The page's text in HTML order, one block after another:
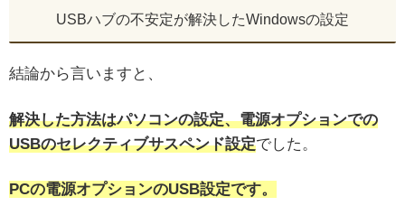
USBハブの不安定が解決したWindowsの設定
結論から言いますと、
解決した方法はパソコンの設定、電源オプションでの
USBのセレクティブサスペンド設定でした。
PCの電源オプションのUSB設定です。